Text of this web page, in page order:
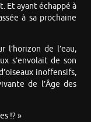
Et ayant échappé à
à sa prochaine
de l’eau,
s’envolait de son
inoffensifs,
de l’Âge des
!? »